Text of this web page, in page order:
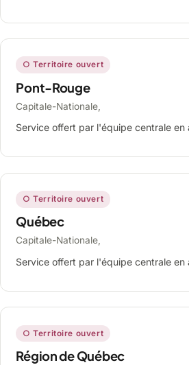
○ Territoire ouvert
Pont-Rouge
Capitale-Nationale,
Service offert par l'équipe centrale
○ Territoire ouvert
Québec
Capitale-Nationale,
Service offert par l'équipe centrale
○ Territoire ouvert
Région de Québec